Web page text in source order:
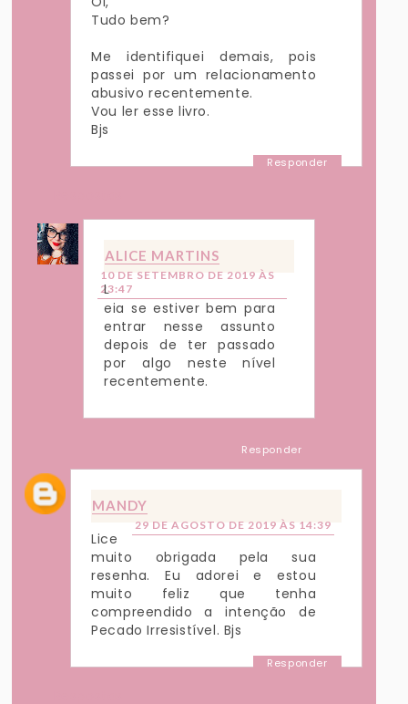
Tudo bem?
Me identifiquei demais, pois
passei por um relacionamento
abusivo recentemente.
Vou ler esse livro.
Bjs
Responder
ALICE MARTINS
10 DE SETEMBRO DE 2019 ÀS
23:47
L
eia se estiver bem para
entrar nesse assunto
depois de ter passado
por algo neste nível
recentemente.
Responder
MANDY
29 DE AGOSTO DE 2019 ÀS 14:39
Lice
muito obrigada pela sua
resenha. Eu adorei e estou
muito feliz que tenha
compreendido a intenção de
Pecado Irresistível. Bjs
Responder